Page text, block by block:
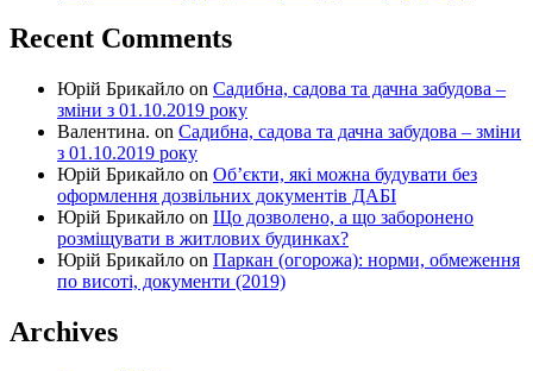
Recent Comments
Юрій Брикайло on Садибна, садова та дачна забудова –
зміни з 01.10.2019 року
Валентина. on Садибна, садова та дачна забудова – зміни
з 01.10.2019 року
Юрій Брикайло on Об’єкти, які можна будувати без
оформлення дозвільних документів ДАБІ
Юрій Брикайло on Що дозволено, а що заборонено
розміщувати в житлових будинках?
Юрій Брикайло on Паркан (огорожа): норми, обмеження
по висоті, документи (2019)
Archives